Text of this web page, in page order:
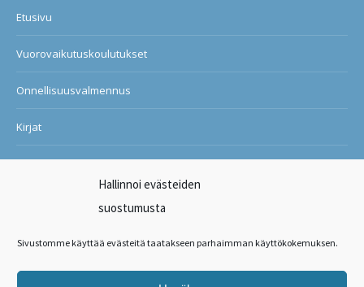
Hallinnoi evästeiden
suostumusta
Sivustomme käyttää evästeitä taatakseen parhaimman käyttökokemuksen.
Etusivu
Vuorovaikutuskoulutukset
Onnellisuusvalmennus
Kirjat
Blogi
Suosituksia asiakkailtani
Ota yhteyttä